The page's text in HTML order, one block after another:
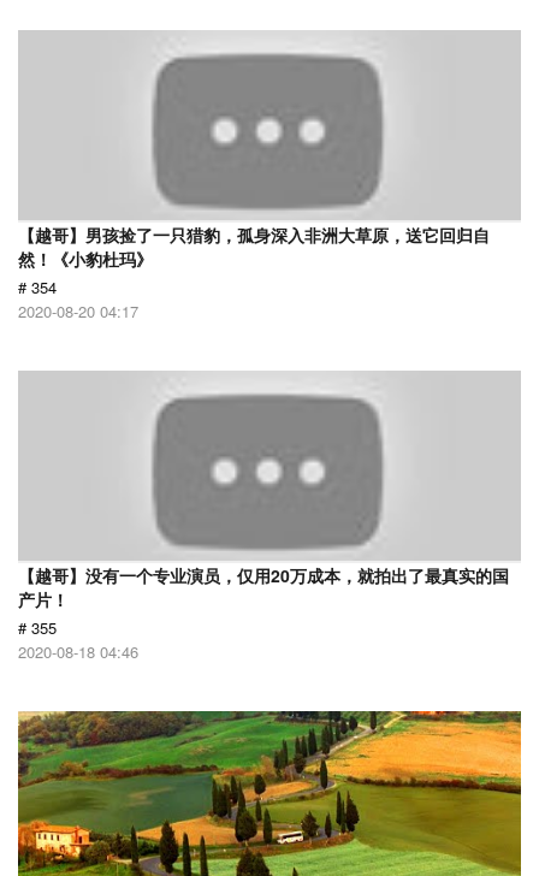
【越哥】男孩捡了一只猎豹，孤身深入非洲大草原，送它回归自
然！《小豹杜玛》
# 354
2020-08-20 04:17
【越哥】没有一个专业演员，仅用20万成本，就拍出了最真实的国
产片！
# 355
2020-08-18 04:46